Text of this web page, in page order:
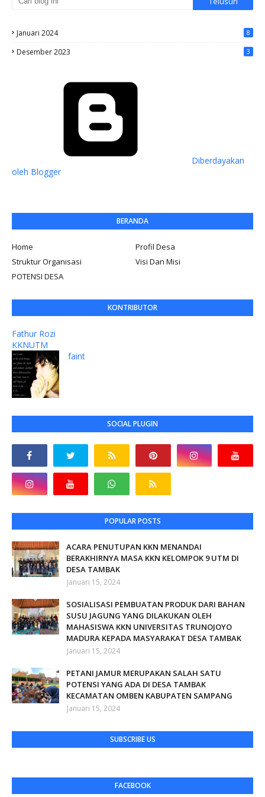
Januari 2024 8
Desember 2023 3
Diberdayakan
oleh Blogger
BERANDA
Home
Profil Desa
Struktur Organisasi
Visi Dan Misi
POTENSI DESA
KONTRIBUTOR
Fathur Rozi
KKNUTM
faint
SOCIAL PLUGIN
POPULAR POSTS
ACARA PENUTUPAN KKN MENANDAI
BERAKHIRNYA MASA KKN KELOMPOK 9 UTM DI
DESA TAMBAK
Januari 15, 2024
SOSIALISASI PEMBUATAN PRODUK DARI BAHAN
SUSU JAGUNG YANG DILAKUKAN OLEH
MAHASISWA KKN UNIVERSITAS TRUNOJOYO
MADURA KEPADA MASYARAKAT DESA TAMBAK
Januari 15, 2024
PETANI JAMUR MERUPAKAN SALAH SATU
POTENSI YANG ADA DI DESA TAMBAK
KECAMATAN OMBEN KABUPATEN SAMPANG
Januari 15, 2024
SUBSCRIBE US
FACEBOOK